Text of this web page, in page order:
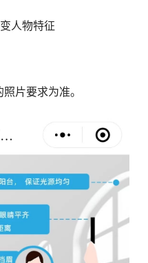
人物特征
片要求为准。